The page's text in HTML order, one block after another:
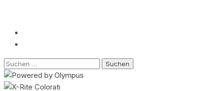
Suchen
nach: